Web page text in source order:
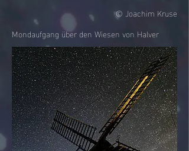
© Joachim Kruse
Mondaufgang über den Wiesen von Halver